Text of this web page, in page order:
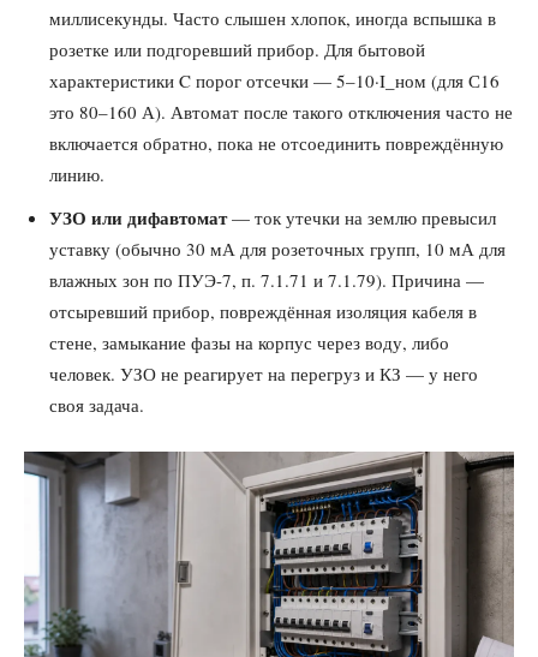
миллисекунды. Часто слышен хлопок, иногда вспышка в
розетке или подгоревший прибор. Для бытовой
характеристики C порог отсечки — 5–10·I_ном (для С16
это 80–160 А). Автомат после такого отключения часто не
включается обратно, пока не отсоединить повреждённую
линию.
УЗО или дифавтомат— ток утечки на землю превысил
уставку (обычно 30 мА для розеточных групп, 10 мА для
влажных зон по ПУЭ-7, п. 7.1.71 и 7.1.79). Причина —
отсыревший прибор, повреждённая изоляция кабеля в
стене, замыкание фазы на корпус через воду, либо
человек. УЗО не реагирует на перегруз и КЗ — у него
своя задача.